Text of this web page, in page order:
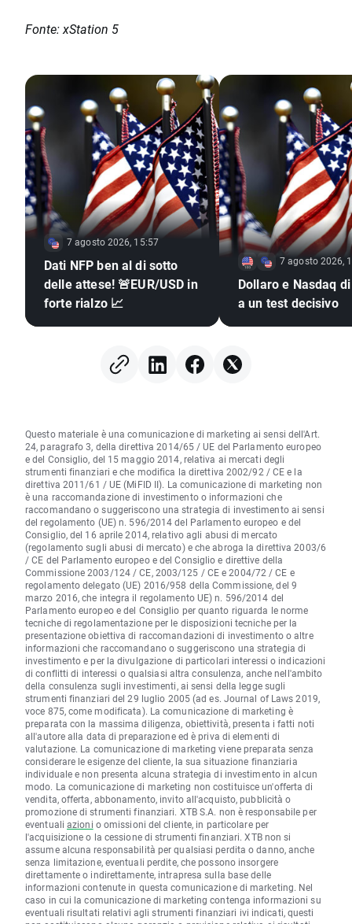
Fonte: xStation 5
7 agosto 2026, 15:57
Dati NFP ben al di sotto
delle attese! 🚨EUR/USD in
forte rialzo 📈
7 agosto 2026,
Dollaro e Nasdaq
a un test decisivo
Questo materiale è una comunicazione di marketing ai sensi dell'Art.
24, paragrafo 3, della direttiva 2014/65 / UE del Parlamento europeo
e del Consiglio, del 15 maggio 2014, relativa ai mercati degli
strumenti finanziari e che modifica la direttiva 2002/92 / CE e la
direttiva 2011/61 / UE (MiFID II). La comunicazione di marketing non
è una raccomandazione di investimento o informazioni che
raccomandano o suggeriscono una strategia di investimento ai sensi
del regolamento (UE) n. 596/2014 del Parlamento europeo e del
Consiglio, del 16 aprile 2014, relativo agli abusi di mercato
(regolamento sugli abusi di mercato) e che abroga la direttiva 2003/6
/ CE del Parlamento europeo e del Consiglio e direttive della
Commissione 2003/124 / CE, 2003/125 / CE e 2004/72 / CE e
regolamento delegato (UE) 2016/958 della Commissione, del 9
marzo 2016, che integra il regolamento UE) n. 596/2014 del
Parlamento europeo e del Consiglio per quanto riguarda le norme
tecniche di regolamentazione per le disposizioni tecniche per la
presentazione obiettiva di raccomandazioni di investimento o altre
informazioni che raccomandano o suggeriscono una strategia di
investimento e per la divulgazione di particolari interessi o indicazioni
di conflitti di interessi o qualsiasi altra consulenza, anche nell'ambito
della consulenza sugli investimenti, ai sensi della legge sugli
strumenti finanziari del 29 luglio 2005 (ad es. Journal of Laws 2019,
voce 875, come modificata). La comunicazione di marketing è
preparata con la massima diligenza, obiettività, presenta i fatti noti
all'autore alla data di preparazione ed è priva di elementi di
valutazione. La comunicazione di marketing viene preparata senza
considerare le esigenze del cliente, la sua situazione finanziaria
individuale e non presenta alcuna strategia di investimento in alcun
modo. La comunicazione di marketing non costituisce un'offerta di
vendita, offerta, abbonamento, invito all'acquisto, pubblicità o
promozione di strumenti finanziari. XTB S.A. non è responsabile per
eventuali azioni o omissioni del cliente, in particolare per
l'acquisizione o la cessione di strumenti finanziari. XTB non si
assume alcuna responsabilità per qualsiasi perdita o danno, anche
senza limitazione, eventuali perdite, che possono insorgere
direttamente o indirettamente, intrapresa sulla base delle
informazioni contenute in questa comunicazione di marketing. Nel
caso in cui la comunicazione di marketing contenga informazioni su
eventuali risultati relativi agli strumenti finanziari ivi indicati, questi